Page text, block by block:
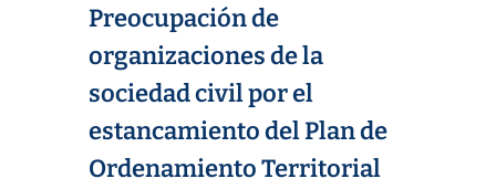
Preocupación de
organizaciones de la
sociedad civil por el
estancamiento del Plan de
Ordenamiento Territorial